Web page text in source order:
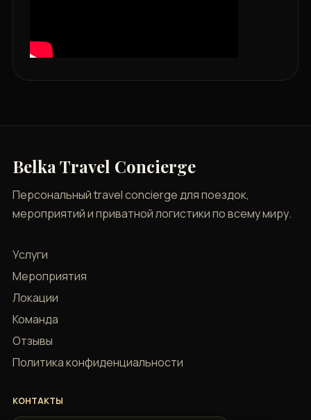
Belka Travel Concierge
Персональный travel concierge для поездок,
мероприятий и приватной логистики по всему миру.
Услуги
Мероприятия
Локации
Команда
Отзывы
Политика конфиденциальности
КОНТАКТЫ